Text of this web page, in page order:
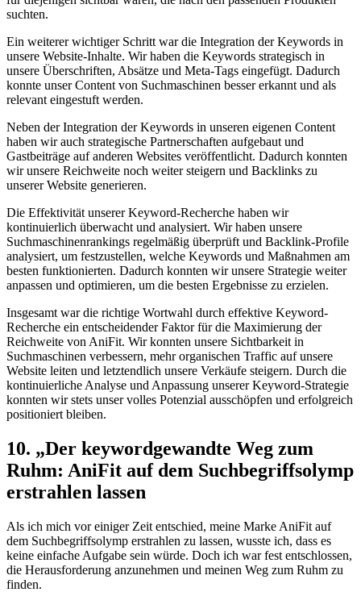
suchten.
Ein⁢ weiterer ⁢wichtiger Schritt⁤ war die ‌Integration der Keywords in⁣
unsere Website-Inhalte. ⁤Wir haben ‍die Keywords strategisch in
unsere Überschriften, Absätze und ⁣Meta-Tags eingefügt. Dadurch
konnte unser Content von ⁤Suchmaschinen⁣ besser erkannt und als
relevant⁤ eingestuft werden.
Neben der Integration der Keywords in unseren eigenen ‍Content
haben⁣ wir auch strategische ⁤Partnerschaften​ aufgebaut‌ und
Gastbeiträge auf anderen Websites veröffentlicht. Dadurch konnten ​
wir unsere Reichweite noch weiter steigern und Backlinks‌ zu
unserer Website generieren.
Die Effektivität unserer Keyword-Recherche haben wir
kontinuierlich überwacht und analysiert. Wir ​haben unsere
‌Suchmaschinenrankings regelmäßig überprüft und Backlink-Profile
analysiert, um festzustellen, welche⁤ Keywords und ​Maßnahmen⁤ am
besten funktionierten. Dadurch konnten wir ​unsere ⁢Strategie‍ weiter
anpassen und optimieren,‌ um die besten Ergebnisse zu erzielen.
Insgesamt war‌ die richtige⁢ Wortwahl⁢ durch effektive⁤ Keyword-
Recherche ein entscheidender Faktor für die⁣ Maximierung der
‍Reichweite von AniFit. Wir⁤ konnten unsere Sichtbarkeit ​in
Suchmaschinen ‌verbessern, ​mehr ⁣organischen ⁢Traffic auf unsere
Website leiten und letztendlich ‌unsere Verkäufe steigern. Durch die
kontinuierliche Analyse​ und Anpassung unserer Keyword-Strategie
konnten ​wir stets unser volles ​Potenzial ausschöpfen‍ und ‍erfolgreich
positioniert⁢ bleiben.
10. „Der keywordgewandte ⁤Weg zum
Ruhm: AniFit‍ auf dem Suchbegriffsolymp
erstrahlen lassen
Als⁤ ich ‌mich vor⁢ einiger ⁢Zeit entschied, meine Marke ⁤AniFit auf
dem Suchbegriffsolymp erstrahlen ‍zu ‍lassen, wusste ich, dass es
keine einfache ⁣Aufgabe sein würde. Doch⁢ ich war fest⁣ entschlossen,
die Herausforderung anzunehmen‍ und meinen Weg zum ‌Ruhm‍ zu
finden.